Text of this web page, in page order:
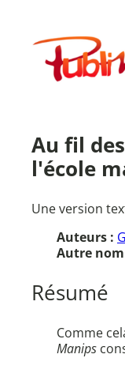
contenuPublimath
Au fil
l'école
Une version
Auteurs :
Autre
Résumé
Comme
Manips